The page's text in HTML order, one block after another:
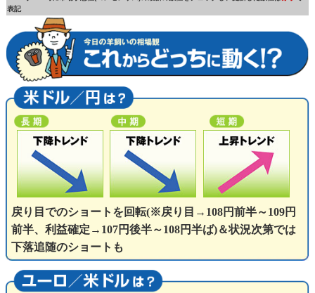
表記
戻り目でのショートを回転(※戻り目→108円前半～109円
前半、利益確定→107円後半～108円半ば)＆状況次第では
下落追随のショートも